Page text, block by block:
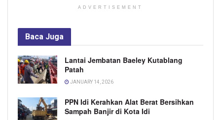
ADVERTISEMENT
Baca Juga
Lantai Jembatan Baeley Kutablang
Patah
JANUARY 14, 2026
PPN Idi Kerahkan Alat Berat Bersihkan
Sampah Banjir di Kota Idi